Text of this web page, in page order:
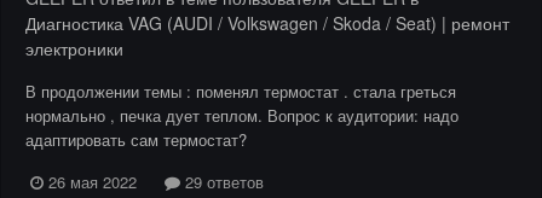
Диагностика VAG (AUDI / Volkswagen / Skoda / Seat) | ремонт
электроники
В продолжении темы : поменял термостат . стала греться
нормально , печка дует теплом. Вопрос к аудитории: надо
адаптировать сам термостат?
26 мая 2022
29 ответов